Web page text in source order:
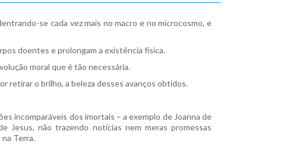
se cada vez mais no macro e no microcosmo, e
doentes e prolongam a existência física.
moral que é tão necessária.
retirar o brilho, a beleza desses avanços obtidos.
incomparáveis dos imortais – a exemplo de Joanna de
Jesus, não trazendo notícias nem meras promessas
Terra.